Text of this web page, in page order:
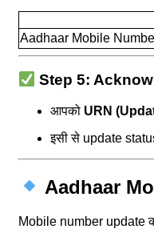
Aadhaar Mobile
Step 5:
आपको URN
इसी से update
Aadhaar
Mobile number update